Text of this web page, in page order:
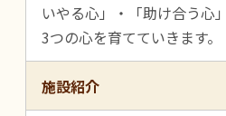
いやる心」・「助け合う心
3つの心を育てていきます。
施設紹介